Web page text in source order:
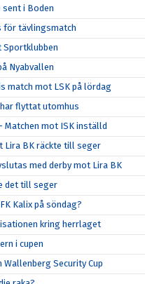
i Boden
för tävlingsmatch
Sportklubben
Nyabvallen
match mot LSK på lördag
flyttat utomhus
- Matchen mot ISK inställd
Lira BK räckte till seger
med derby mot Lira BK
det till seger
Kalix på söndag?
kring herrlaget
i cupen
Security Cup